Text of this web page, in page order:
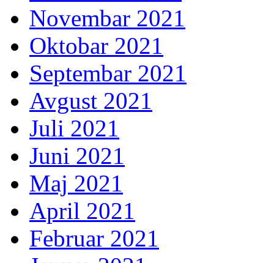
Novembar 2021
Oktobar 2021
Septembar 2021
Avgust 2021
Juli 2021
Juni 2021
Maj 2021
April 2021
Februar 2021